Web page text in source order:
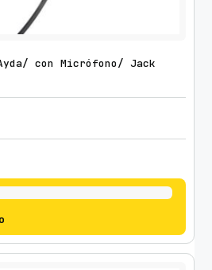
con Micrófono/ Jack